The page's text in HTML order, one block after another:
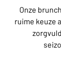
Onze
ruime keuze